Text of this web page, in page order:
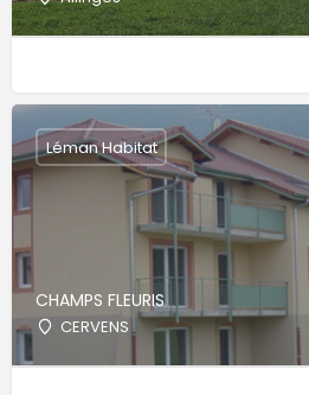
CHAMPS FLEURIS
CERVENS
Léman Habitat